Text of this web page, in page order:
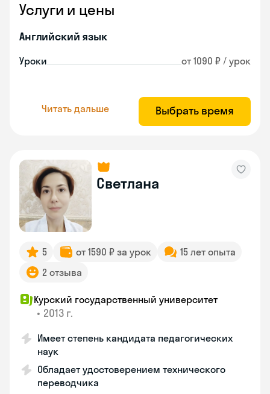
Услуги и цены
Английский язык
Уроки от 1090 ₽ / урок
Читать дальше Выбрать время
Светлана
5 от 1590 ₽ за урок
15 лет опыта
2 отзыва
Курский государственный университет
• 2013 г.
Имеет степень кандидата педагогических
наук
Обладает удостоверением технического
переводчика